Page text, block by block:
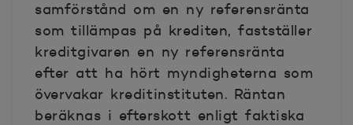
samförstånd om en ny referensränta
som tillämpas på krediten, fastställer
kreditgivaren en ny referensränta
efter att ha hört myndigheterna som
övervakar kreditinstituten. Räntan
beräknas i efterskott enligt faktiska